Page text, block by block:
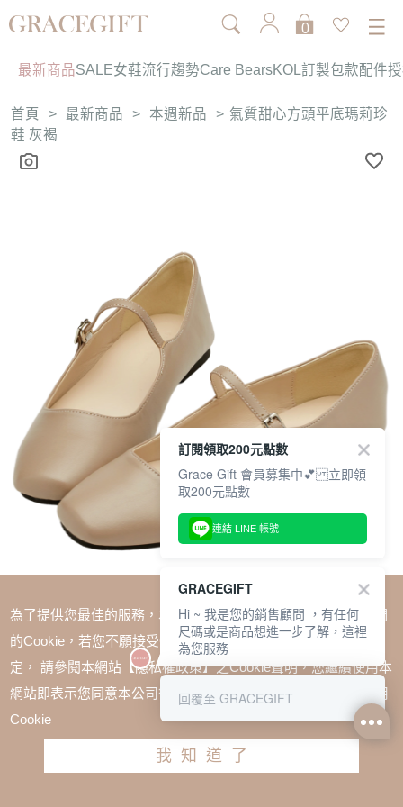
0
最新商品SALE女鞋流行趨勢Care BearsKOL訂製包款配件
首頁 > 最新商品 > 本週新品 > 氣質甜心方頭平底瑪莉珍
鞋 灰褐
氣質甜心方頭平底瑪莉珍鞋 灰褐
TWD $1080
為了提供您最佳的服務，本網站會在您的電腦中放置並取用我們
的Cookie，若您不願接受Cookie時應如何變更電腦的Cookie設
定， 請參閱本網站【隱私權政策】之Cookie聲明，您繼續使用本
網站即表示您同意本公司得按本網站使用條款之Cookie聲明使用
Cookie
我知道了
訂閱領取200元點數
Grace Gift 會員募集中💕 立即領
取200元點數
連結 LINE 帳號
GRACEGIFT
Hi ~ 我是您的銷售顧問 ，有任何
尺碼或是商品想進一步了解，這裡
為您服務
回覆至 GRACEGIFT